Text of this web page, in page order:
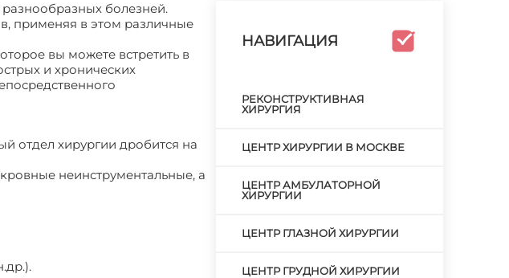
болезней.
применяя в этом различные
вы можете встретить в
и хронических
отдел хирургии дробится на
неинструментальные, а
НАВИГАЦИЯ
РЕКОНСТРУКТИВНАЯ
ХИРУРГИЯ
ЦЕНТР ХИРУРГИИ В МОСКВЕ
ЦЕНТР АМБУЛАТОРНОЙ
ХИРУРГИИ
ЦЕНТР ГЛАЗНОЙ ХИРУРГИИ
ЦЕНТР ГРУДНОЙ ХИРУРГИИ